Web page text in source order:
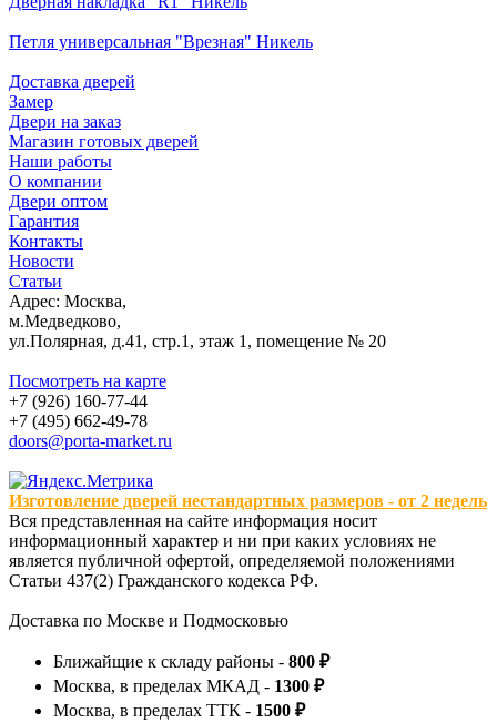
Петля универсальная "Врезная" Никель
Доставка дверей
Замер
Двери на заказ
Магазин готовых дверей
Наши работы
О компании
Двери оптом
Гарантия
Контакты
Новости
Статьи
Адрес: Москва,
м.Медведково,
ул.Полярная, д.41, стр.1, этаж 1, помещение № 20
Посмотреть на карте
+7 (926) 160-77-44
+7 (495) 662-49-78
doors@porta-market.ru
Изготовление дверей нестандартных размеров - от 2 недель
Вся представленная на сайте информация носит
информационный характер и ни при каких условиях не
является публичной офертой, определяемой положениями
Статьи 437(2) Гражданского кодекса РФ.
Доставка по Москве и Подмосковью
Ближайщие к складу районы - 800 ₽
Москва, в пределах МКАД - 1300 ₽
Москва, в пределах ТТК - 1500 ₽